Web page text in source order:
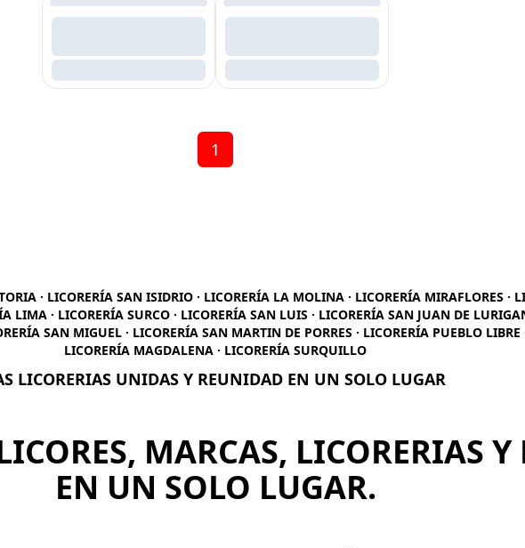
1
· LICORERÍA SAN ISIDRIO · LICORERÍA LA MOLINA · LICORERÍA MIRAFLORES ·
LIMA · LICORERÍA SURCO · LICORERÍA SAN LUIS · LICORERÍA SAN JUAN DE
SAN MIGUEL · LICORERÍA SAN MARTIN DE PORRES · LICORERÍA PUEBLO LIBRE
LICORERÍA MAGDALENA · LICORERÍA SURQUILLO
LICORERIAS UNIDAS Y REUNIDAD EN UN SOLO LUGAR
MARCAS, LICORERIAS Y
EN UN SOLO LUGAR.